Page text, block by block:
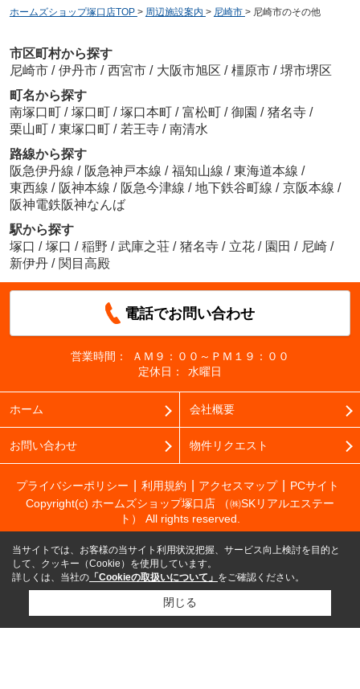
ホームズショップ塚口店TOP > 周辺施設案内 > 尼崎市 > 尼崎市のその他
市区町村から探す
尼崎市 / 伊丹市 / 西宮市 / 大阪市旭区 / 橿原市 / 堺市堺区
町名から探す
南塚口町 / 塚口町 / 塚口本町 / 富松町 / 御園 / 猪名寺 /
栗山町 / 東塚口町 / 若王寺 / 南清水
路線から探す
阪急伊丹線 / 阪急神戸本線 / 福知山線 / 東海道本線 /
東西線 / 阪神本線 / 阪急今津線 / 地下鉄谷町線 / 京阪本線 /
阪神電鉄阪神なんば
駅から探す
塚口 / 塚口 / 稲野 / 武庫之荘 / 猪名寺 / 立花 / 園田 / 尼崎 /
新伊丹 / 関目高殿
電話でお問い合わせ
営業時間：
ＡＭ９：００～ＰＭ１９：００
定休日：
水曜日
ホーム 会社概要
お問い合わせ 物件リクエスト
プライバシーポリシー 利用規約 アクセスマップ
PCサイト
Copyright(c) ホームズショップ塚口店 （㈱SKリアルエステー
ト） All rights reserved.
当サイトでは、お客様の当サイト利用状況把握、サービス向上検討を目的と
して、クッキー（Cookie）を使用しています。
詳しくは、当社の 「Cookieの取扱いについて」 をご確認ください。
閉じる